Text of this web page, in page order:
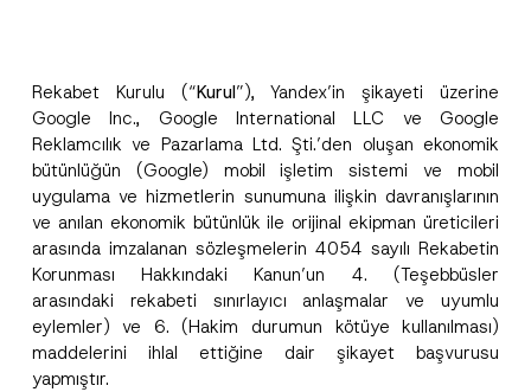
Rekabet Kurulu (“Kurul”), Yandex’in şikayeti üzerine
Google Inc., Google International LLC ve Google
Reklamcılık ve Pazarlama Ltd. Şti.’den oluşan ekonomik
bütünlüğün (Google) mobil işletim sistemi ve mobil
uygulama ve hizmetlerin sunumuna ilişkin davranışlarının
ve anılan ekonomik bütünlük ile orijinal ekipman üreticileri
arasında imzalanan sözleşmelerin 4054 sayılı Rekabetin
Korunması Hakkındaki Kanun’un 4. (Teşebbüsler
arasındaki rekabeti sınırlayıcı anlaşmalar ve uyumlu
eylemler) ve 6. (Hakim durumun kötüye kullanılması)
maddelerini ihlal ettiğine dair şikayet başvurusu
yapmıştır.